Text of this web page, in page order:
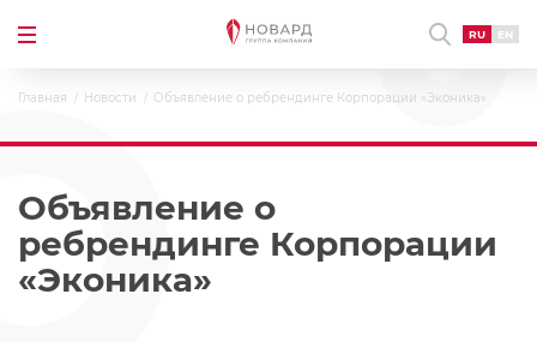
RU EN
Главная Новости Объявление о ребрендинге Корпорации «Эконика»
Объявление о
ребрендинге Корпорации
«Эконика»